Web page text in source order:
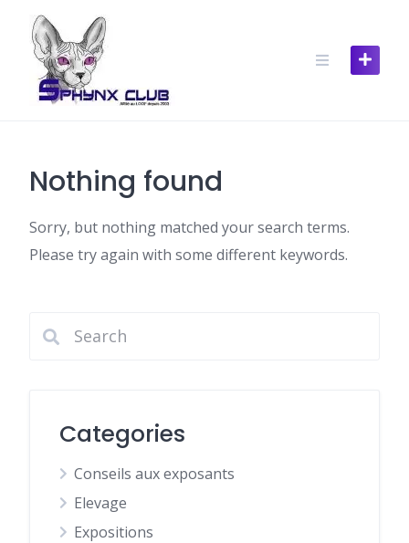
content
Nothing found
Sorry, but nothing matched your search terms.
Please try again with some different keywords.
Categories
Conseils aux exposants
Elevage
Expositions